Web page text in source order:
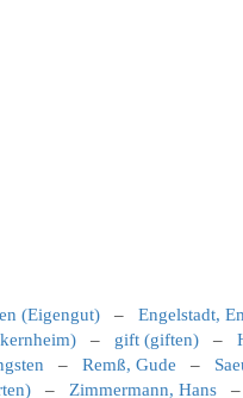
(Eigengut) – Engelstadt,
– gift (giften) –
– Remß, Gude –
– Zimmermann, Hans